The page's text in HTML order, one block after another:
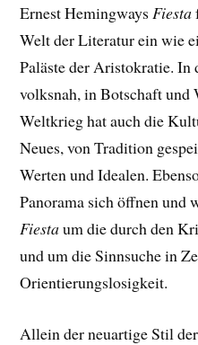
Ernest HemingwaysFiesta
Welt der Literatur ein wie
Paläste der Aristokratie. In
volksnah, in Botschaft
Weltkrieg hat auch die
Neues, von Tradition
Werten und Idealen.
Panorama sich öffnen und
Fiestaum die durch den
und um die Sinnsuche in
Orientierungslosigkeit.
Allein der neuartige Stil